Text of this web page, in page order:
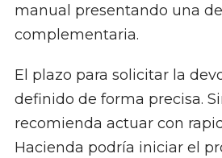
manual presentando una
complementaria.
El plazo para solicitar la
definido de forma precisa.
recomienda actuar con
Hacienda podría iniciar el